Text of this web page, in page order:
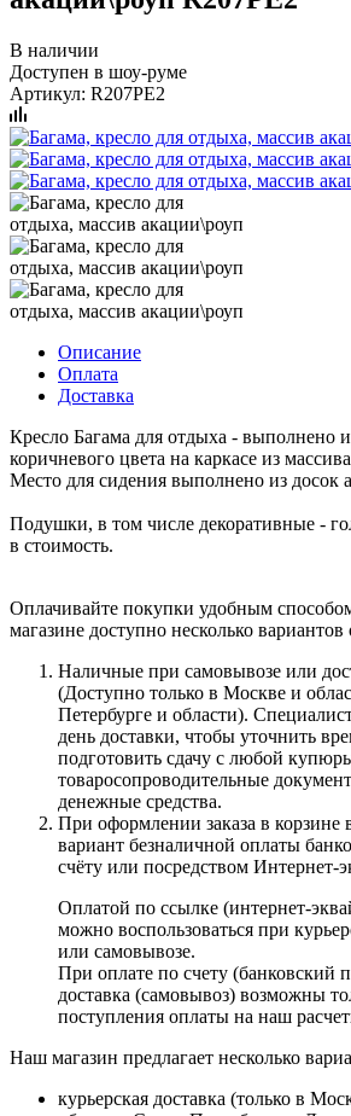
В наличии
Доступен в шоу-руме
Артикул: R207PE2
Описание
Оплата
Доставка
Кресло Багама для отдыха - выполнено
коричневого цвета на каркасе из
Место для сидения выполнено из досок
Подушки, в том числе декоративные -
в стоимость.
Оплачивайте покупки удобным
магазине доступно несколько вариантов
Наличные при самовывозе или
(Доступно только в Москве и
Петербурге и области).
день доставки, чтобы уточнить
подготовить сдачу с любой
товаросопроводительные
денежные средства.
При оформлении заказа в корзине
вариант безналичной оплаты
счёту или посредством Интернет-
Оплатой по ссылке (интернет-
можно воспользоваться при
или самовывозе.
При оплате по счету (банковский
доставка (самовывоз) возможны
поступления оплаты на наш
Наш магазин предлагает несколько
курьерская доставка (только в